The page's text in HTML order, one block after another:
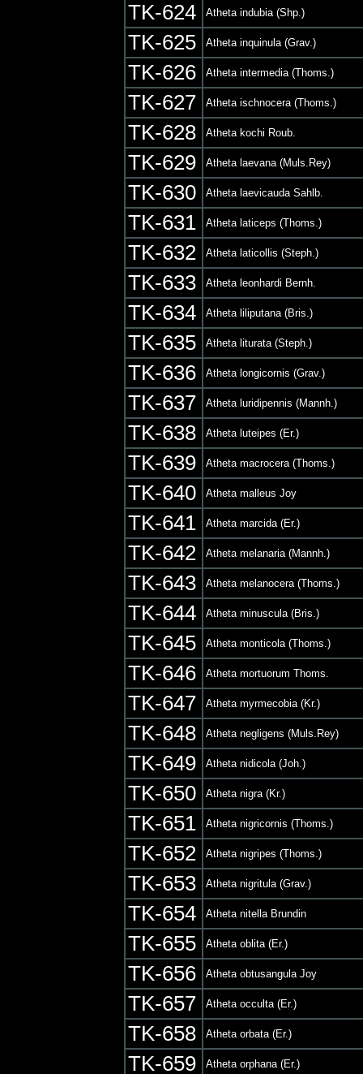
TK-624 Atheta indubia (Shp.)
TK-625 Atheta inquinula (Grav.)
TK-626 Atheta intermedia (Thoms.)
TK-627 Atheta ischnocera (Thoms.)
TK-628 Atheta kochi Roub.
TK-629 Atheta laevana (Muls.Rey)
TK-630 Atheta laevicauda Sahlb.
TK-631 Atheta laticeps (Thoms.)
TK-632 Atheta laticollis (Steph.)
TK-633 Atheta leonhardi Bernh.
TK-634 Atheta liliputana (Bris.)
TK-635 Atheta liturata (Steph.)
TK-636 Atheta longicornis (Grav.)
TK-637 Atheta luridipennis (Mannh.)
TK-638 Atheta luteipes (Er.)
TK-639 Atheta macrocera (Thoms.)
TK-640 Atheta malleus Joy
TK-641 Atheta marcida (Er.)
TK-642 Atheta melanaria (Mannh.)
TK-643 Atheta melanocera (Thoms.)
TK-644 Atheta minuscula (Bris.)
TK-645 Atheta monticola (Thoms.)
TK-646 Atheta mortuorum Thoms.
TK-647 Atheta myrmecobia (Kr.)
TK-648 Atheta negligens (Muls.Rey)
TK-649 Atheta nidicola (Joh.)
TK-650 Atheta nigra (Kr.)
TK-651 Atheta nigricornis (Thoms.)
TK-652 Atheta nigripes (Thoms.)
TK-653 Atheta nigritula (Grav.)
TK-654 Atheta nitella Brundin
TK-655 Atheta oblita (Er.)
TK-656 Atheta obtusangula Joy
TK-657 Atheta occulta (Er.)
TK-658 Atheta orbata (Er.)
TK-659 Atheta orphana (Er.)